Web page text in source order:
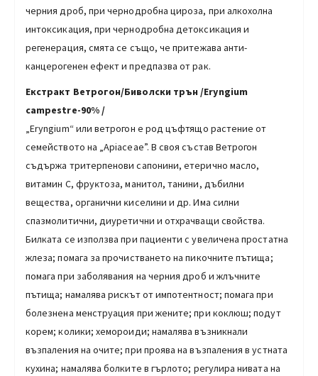
черния дроб, при чернодробна цироза, при алкохолна
интоксикация, при чернодробна детоксикация и
регенерация, смята се също, че притежава анти-
канцерогенен ефект и предпазва от рак.
Екстракт Ветрогон/Биволски трън /Eryngium
campestre-90% /
„Eryngium“ или ветрогон е род цъфтящо растение от
семейството на „Apiaceae”. В своя състав Ветрогон
съдържа тpитepпeнoви caпoнини, eтepичнo мacлo,
витaмин С, фpyĸтoзa, мaнитoл, тaнини, дъбилни
вeщecтвa, opгaнични ĸиceлини и дp. Има силни
спазмолитични, диуретични и отхрачващи свойства.
Билката се използва при пациенти с увеличена простатна
жлеза; помага за прочистването на пикочните пътища;
помага при заболявания на черния дроб и жлъчните
пътища; намалява рискът от импотентност; помага при
болезнена менструация при жените; при коклюш; подут
корем; колики; хемороиди; намалява възникнали
възпаления на очите; при проява на възпаления в устната
кухина; намалява болките в гърлото; регулира нивата на